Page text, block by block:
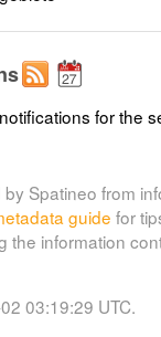
for the
Spatineo from
guide for
the information
03:19:29 UTC.